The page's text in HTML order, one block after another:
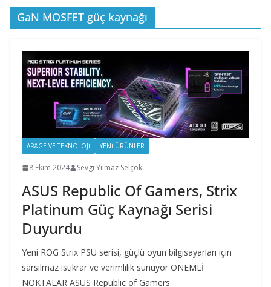
GaN MOSFET güç kaynağı
AR&GE VE TEKNOLOJI YENI ÜRÜNLER
8 Ekim 2024 Sevgi Yılmaz Selçok
ASUS Republic Of Gamers, Strix
Platinum Güç Kaynağı Serisi
Duyurdu
Yeni ROG Strix PSU serisi, güçlü oyun bilgisayarları için
sarsılmaz istikrar ve verimlilik sunuyor ÖNEMLİ
NOKTALAR ASUS Republic of Gamers